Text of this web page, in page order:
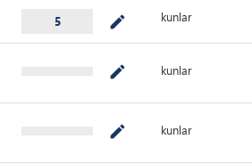
5 mode_edit kunlar
mode_edit kunlar
mode_edit kunlar